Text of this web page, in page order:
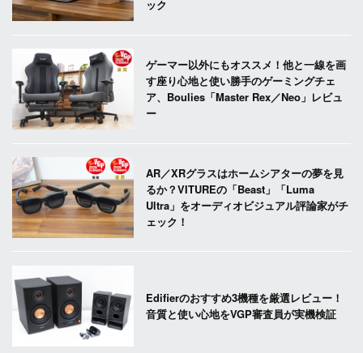
ック
ゲーマー以外にもオススメ！他と一線を画
す座り心地と使い勝手のゲーミングチェ
ア、Boulies「Master Rex／Neo」レビュ
ー
AR／XRグラスはホームシアターの夢を見
るか？VITUREの「Beast」「Luma
Ultra」をオーディオビジュアル評論家がチ
ェック！
Edifierのおすすめ3機種を厳選レビュー！
音質と使い心地をVGP審査員が実機検証